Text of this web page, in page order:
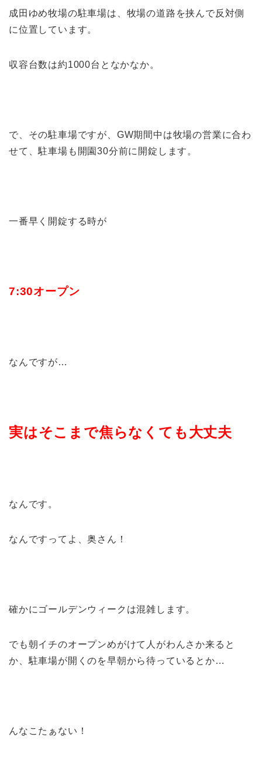
成田ゆめ牧場の駐車場は、牧場の道路を挟んで反対側
に位置しています。
収容台数は約1000台となかなか。
で、その駐車場ですが、GW期間中は牧場の営業に合わ
せて、駐車場も開園30分前に開錠します。
一番早く開錠する時が
7:30オープン
なんですが…
実はそこまで焦らなくても大丈夫
なんです。
なんですってよ、奥さん！
確かにゴールデンウィークは混雑します。
でも朝イチのオープンめがけて人がわんさか来ると
か、駐車場が開くのを早朝から待っているとか…
んなこたぁない！